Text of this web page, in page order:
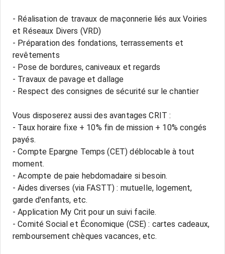
- Réalisation de travaux de maçonnerie liés aux Voiries
et Réseaux Divers (VRD)
- Préparation des fondations, terrassements et
revêtements
- Pose de bordures, caniveaux et regards
- Travaux de pavage et dallage
- Respect des consignes de sécurité sur le chantier
Vous disposerez aussi des avantages CRIT :
- Taux horaire fixe + 10% fin de mission + 10% congés
payés.
- Compte Epargne Temps (CET) déblocable à tout
moment.
- Acompte de paie hebdomadaire si besoin.
- Aides diverses (via FASTT) : mutuelle, logement,
garde d'enfants, etc.
- Application My Crit pour un suivi facile.
- Comité Social et Économique (CSE) : cartes cadeaux,
remboursement chèques vacances, etc.